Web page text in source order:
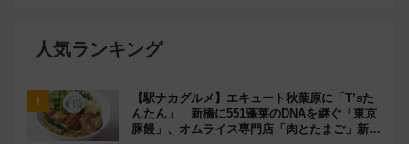
人気ランキング
【駅ナカグルメ】エキュート秋葉原に「T’sた
んたん」 新橋に551蓬莱のDNAを継ぐ「東京
豚饅」、オムライス専門店「肉とたまご」新グ